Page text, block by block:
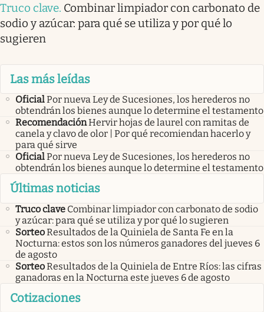
Truco clave. Combinar limpiador con carbonato de
sodio y azúcar: para qué se utiliza y por qué lo
sugieren
Las más leídas
OficialPor nueva Ley de Sucesiones, los herederos no
obtendrán los bienes aunque lo determine el testamento
RecomendaciónHervir hojas de laurel con ramitas de
canela y clavo de olor | Por qué recomiendan hacerlo y
para qué sirve
OficialPor nueva Ley de Sucesiones, los herederos no
obtendrán los bienes aunque lo determine el testamento
Últimas noticias
Truco clave Combinar limpiador con carbonato de sodio
y azúcar: para qué se utiliza y por qué lo sugieren
SorteoResultados de la Quiniela de Santa Fe en la
Nocturna: estos son los números ganadores del jueves 6
de agosto
SorteoResultados de la Quiniela de Entre Ríos: las cifras
ganadoras en la Nocturna este jueves 6 de agosto
Cotizaciones